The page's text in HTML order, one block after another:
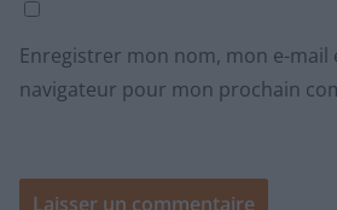
Enregistrer mon nom, mon e-mail
navigateur pour mon prochain